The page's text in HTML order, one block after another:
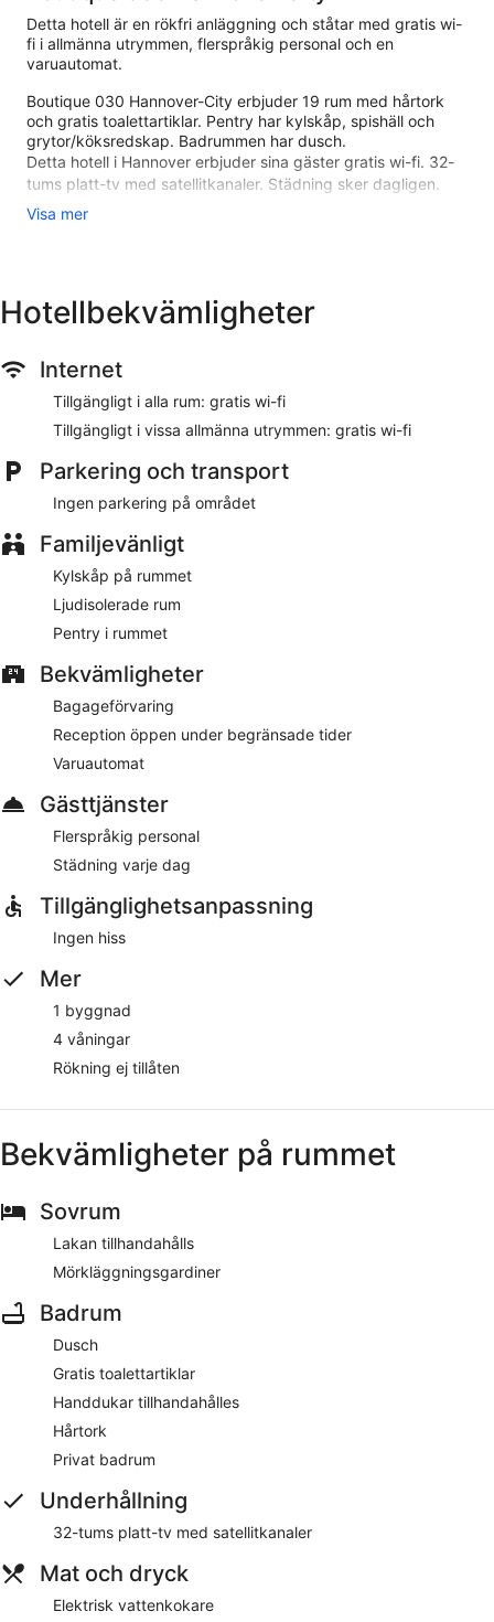
Detta hotell är en rökfri anläggning och ståtar med gratis wi-
fi i allmänna utrymmen, flerspråkig personal och en
varuautomat.
Boutique 030 Hannover-City erbjuder 19 rum med hårtork
och gratis toalettartiklar. Pentry har kylskåp, spishäll och
grytor/köksredskap. Badrummen har dusch.
Detta hotell i Hannover erbjuder sina gäster gratis wi-fi. 32-
tums platt-tv med satellitkanaler. Städning sker dagligen.
Boutique 030 Hannover-City ligger i Mitte, mindre än fem
i anslutning till kongresscentret och en kort promenad från
Historiska Museet och Kestnersällskapet.
Rum
Din 32-tumss platt-tv har satellitkanaler, och du håller dig
uppkopplad med gratis wi-fi. Badrummen har hårtorkar och
gratis toalettartiklar. Dessutom erbjuds bekvämligheter som
På boendet
Boutique 030 Hannover-City erbjuder gratis wi-fi i allmänna
utrymmen och varuautomat. Flerspråkig personal i
receptionen kan hjälpa dig med bagageförvaring samt
rekommendera sevärdheter och restauranger i området.
På Boutique 030 Hannover-City har gäster tillgång till
varuautomat och flerspråkig personal. Gratis wi-fi finns i
allmänna utrymmen.
Detta hotell i Hannover tillåter inte rökning.
Visa mer
Hotellbekvämligheter
Internet
Tillgängligt i alla rum: gratis wi-fi
Tillgängligt i vissa allmänna utrymmen: gratis wi-fi
Parkering och transport
Ingen parkering på området
Familjevänligt
Kylskåp på rummet
Ljudisolerade rum
Pentry i rummet
Bekvämligheter
Bagageförvaring
Reception öppen under begränsade tider
Varuautomat
Gästtjänster
Flerspråkig personal
Städning varje dag
Tillgänglighetsanpassning
Ingen hiss
Mer
1 byggnad
4 våningar
Rökning ej tillåten
Bekvämligheter på rummet
Sovrum
Lakan tillhandahålls
Mörkläggningsgardiner
Badrum
Dusch
Gratis toalettartiklar
Handdukar tillhandahålles
Hårtork
Privat badrum
Underhållning
32-tums platt-tv med satellitkanaler
Mat och dryck
Elektrisk vattenkokare